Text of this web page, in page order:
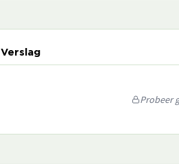
Verslag
Probeer